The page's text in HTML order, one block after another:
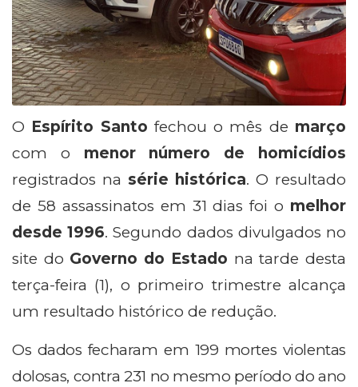
O Espírito Santo fechou o mês de março
com o menor número de homicídios
registrados na série histórica. O resultado
de 58 assassinatos em 31 dias foi o melhor
desde 1996. Segundo dados divulgados no
site do Governo do Estado na tarde desta
terça-feira (1), o primeiro trimestre alcança
um resultado histórico de redução.
Os dados fecharam em 199 mortes violentas
dolosas, contra 231 no mesmo período do ano